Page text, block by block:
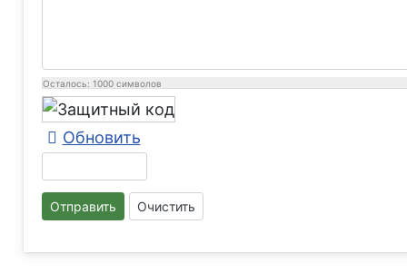
Осталось: 1000 символов
Обновить
Отправить Очистить